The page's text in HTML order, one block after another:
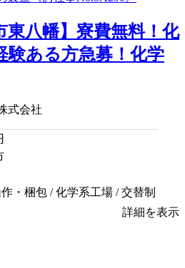
東八幡】寮費無料！化
験ある方急募！化学
式会社
・梱包 / 化学系工場 / 交替制
詳細を表示